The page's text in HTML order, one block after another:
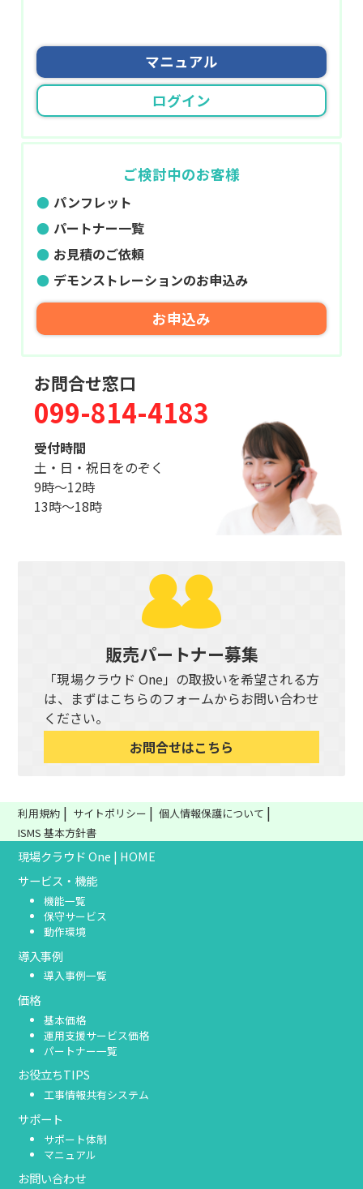
マニュアル
ログイン
ご検討中のお客様
パンフレット
パートナー一覧
お見積のご依頼
デモンストレーションのお申込み
お申込み
お問合せ窓口
099-814-4183
受付時間
土・日・祝日をのぞく
9時〜12時
13時〜18時
販売パートナー募集
「現場クラウド One」の取扱いを希望される方
は、まずはこちらのフォームからお問い合わせ
ください。
お問合せはこちら
利用規約 サイトポリシー
個人情報保護について
ISMS 基本方針書
現場クラウド One | HOME
サービス・機能
機能一覧
保守サービス
動作環境
導入事例
導入事例一覧
価格
基本価格
運用支援サービス価格
パートナー一覧
お役立ちTIPS
工事情報共有システム
サポート
サポート体制
マニュアル
お問い合わせ